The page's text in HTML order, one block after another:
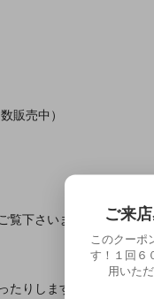
販売中）
覧下さいませ。
たりします！
ご来
このクーポ
す！１回６
用いた